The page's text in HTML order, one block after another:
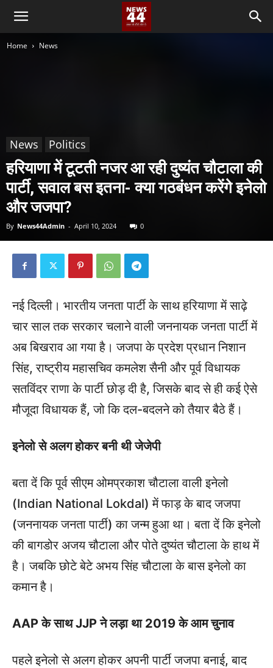
Home News
News Politics
हरियाणा में टूटती नजर आ रही दुष्यंत चौटाला की
पार्टी, सवाल बस इतना- क्या गठबंधन करेंगे इनेलो
और जजपा?
By News44Admin - April 10, 2024 0
नई दिल्ली। भारतीय जनता पार्टी के साथ हरियाणा में साढ़े
चार साल तक सरकार चलाने वाली जननायक जनता पार्टी में
अब बिखराव आ गया है। जजपा के प्रदेश प्रधान निशान
सिंह, राष्ट्रीय महासचिव कमलेश सैनी और पूर्व विधायक
सतविंदर राणा के पार्टी छोड़ दी है, जिसके बाद से ही कई ऐसे
मौजूदा विधायक हैं, जो कि दल-बदलने को तैयार बैठे हैं।
इनेलो से अलग होकर बनी थी जेजेपी
बता दें कि पूर्व सीएम ओमप्रकाश चौटाला वाली इनेलो
(Indian National Lokdal) में फाड़ के बाद जजपा
(जननायक जनता पार्टी) का जन्म हुआ था। बता दें कि इनेलो
की बागडोर अजय चौटाला और पोते दुष्यंत चौटाला के हाथ में
है। जबकि छोटे बेटे अभय सिंह चौटाला के बास इनेलो का
कमान है।
AAP के साथ JJP ने लड़ा था 2019 के आम चुनाव
पहले इनेलो से अलग होकर अपनी पार्टी जजपा बनाई, बाद